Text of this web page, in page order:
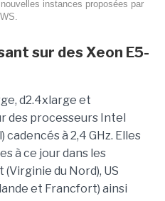
instances proposées par
sur des Xeon E5-
d2.4xlarge et
des processeurs Intel
cadencés à 2,4 GHz. Elles
à ce jour dans les
(Virginie du Nord), US
et Francfort) ainsi